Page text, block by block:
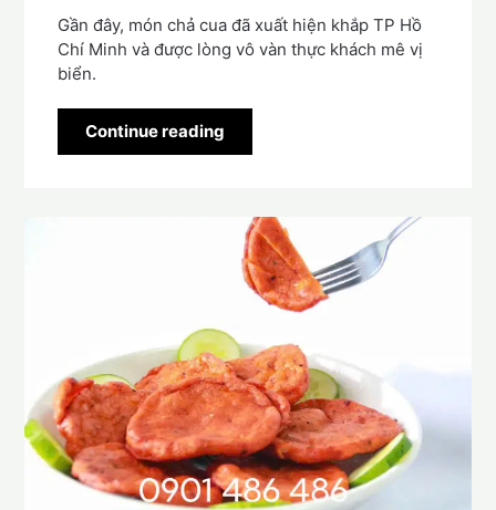
Gần đây, món chả cua đã xuất hiện khắp TP Hồ
Chí Minh và được lòng vô vàn thực khách mê vị
biển.
Continue reading